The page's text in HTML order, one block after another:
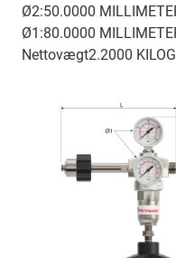
Ø2:50.0000
Ø1:80.0000
Nettovægt2.2000